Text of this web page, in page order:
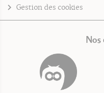
Gestion des cookies
Nos